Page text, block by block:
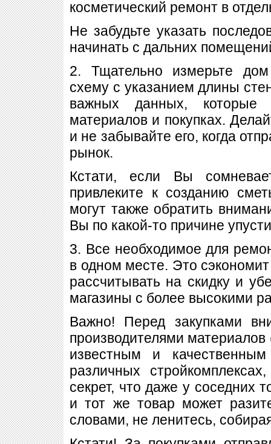
косметический ремонт в
Не забудьте указать
начинать с дальних
2. Тщательно измерьте
схему с указанием длины
важных данных, которые
материалов и покупках.
и не забывайте его, когда
рынок.
Кстати, если Вы
привлеките к созданию
могут также обратить
Вы по какой-то причине
3. Все необходимое для
в одном месте. Это
рассчитывать на скидку и
магазины с более высокими
Важно! Перед закупками
производителями материалов
известным и
различных
секрет, что даже у соседних
и тот же товар может
словами, не ленитесь,